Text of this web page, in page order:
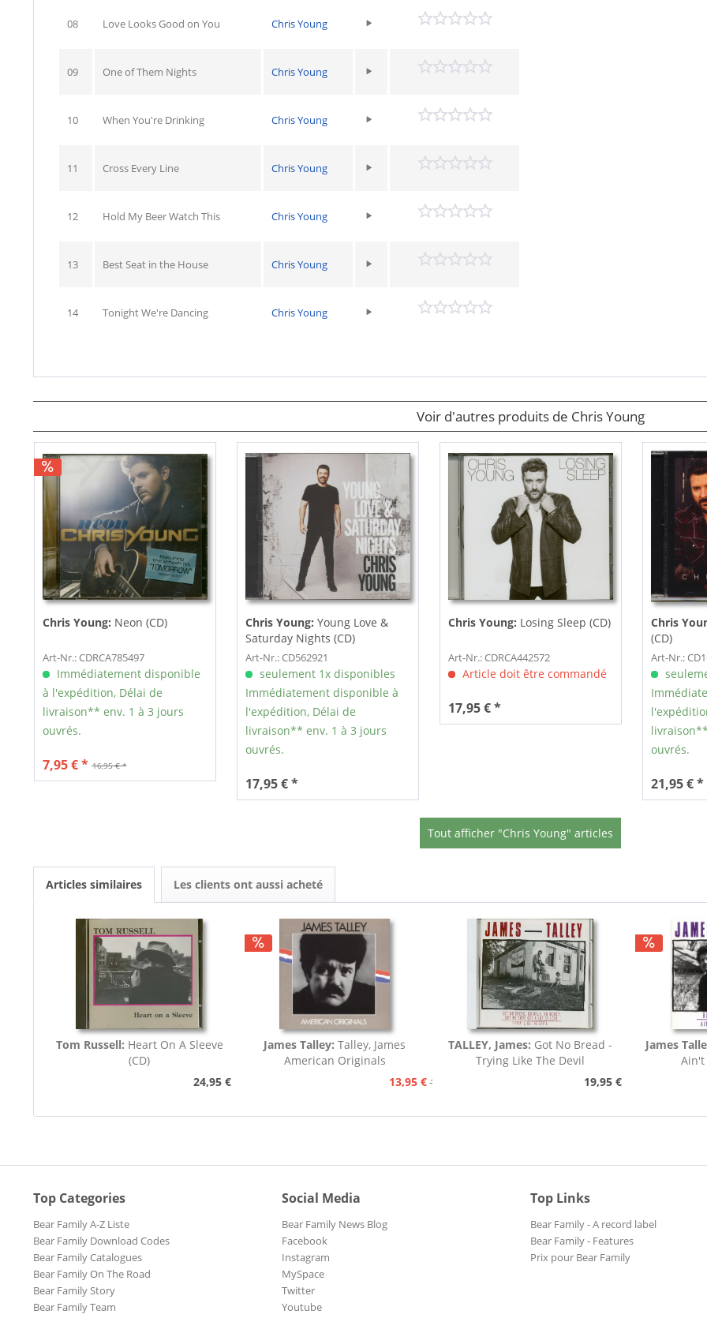
08 Love Looks Good on You Chris Young
09 One of Them Nights Chris Young
10 When You're Drinking Chris Young
11 Cross Every Line Chris Young
12 Hold My Beer Watch This Chris Young
13 Best Seat in the House Chris Young
14 Tonight We're Dancing Chris Young
Voir d'autres produits de Chris Young
Chris Young: Neon (CD)
Art-Nr.: CDRCA785497
Immédiatement disponible
à l'expédition, Délai de
livraison** env. 1 à 3 jours
ouvrés.
16,95 € *
7,95 € *
Chris Young: Young Love &
Saturday Nights (CD)
Art-Nr.: CD562921
seulement 1x disponibles
Immédiatement disponible à
l'expédition, Délai de
livraison** env. 1 à 3 jours
ouvrés.
17,95 € *
Chris Young: Losing Sleep (CD)
Art-Nr.: CDRCA442572
Article doit être commandé
17,95 € *
Chris
(CD)
Art-Nr.:
ouvrés.
21,95 € *
Tout afficher "Chris Young" articles
Articles similaires Les clients ont aussi acheté
Tom Russell: Heart On A Sleeve
(CD)
24,95 €
James Talley:Talley, James
American Originals
13,95 € 15,95 €
TALLEY, James: Got No Bread -
Trying Like The Devil
19,95 €
James
Ain't
Top Categories
Bear Family A-Z Liste
Bear Family Download Codes
Bear Family Catalogues
Bear Family On The Road
Bear Family Story
Bear Family Team
Social Media
Bear Family News Blog
Facebook
Instagram
MySpace
Twitter
Youtube
Top Links
Bear Family - A record label
Bear Family - Features
Prix pour Bear Family